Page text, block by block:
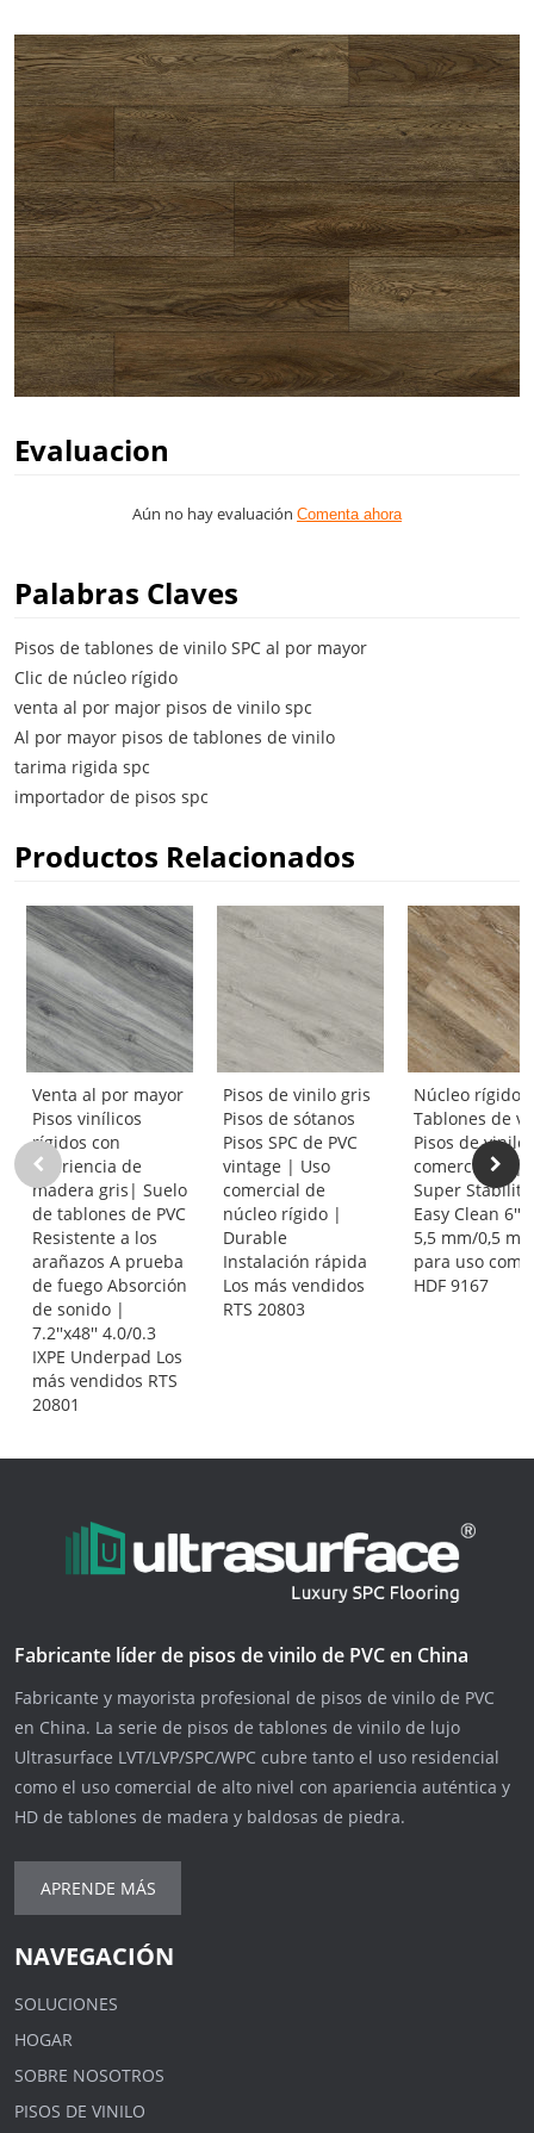
Evaluacion
Aún no hay evaluación Comenta ahora
Palabras Claves
Pisos de tablones de vinilo SPC al por mayor
Clic de núcleo rígido
venta al por major pisos de vinilo spc
Al por mayor pisos de tablones de vinilo
tarima rigida spc
importador de pisos spc
Productos Relacionados
Venta al por mayor
Pisos vinílicos
rígidos con
apariencia de
madera gris| Suelo
de tablones de PVC
Resistente a los
arañazos A prueba
de fuego Absorción
de sonido |
7.2''x48'' 4.0/0.3
IXPE Underpad Los
más vendidos RTS
20801
Pisos de vinilo gris
Pisos de sótanos
Pisos SPC de PVC
vintage | Uso
comercial de
núcleo rígido |
Durable
Instalación rápida
Los más vendidos
RTS 20803
Núcleo rígido
Tablones de
Pisos de vinilo
comerciales |
Super Stability
Easy Clean
5,5 mm/0,5
para uso
HDF 9167
Fabricante líder de pisos de vinilo de PVC en China
Fabricante y mayorista profesional de pisos de vinilo de PVC
en China. La serie de pisos de tablones de vinilo de lujo
Ultrasurface LVT/LVP/SPC/WPC cubre tanto el uso residencial
como el uso comercial de alto nivel con apariencia auténtica y
HD de tablones de madera y baldosas de piedra.
APRENDE MÁS
NAVEGACIÓN
SOLUCIONES
HOGAR
SOBRE NOSOTROS
PISOS DE VINILO